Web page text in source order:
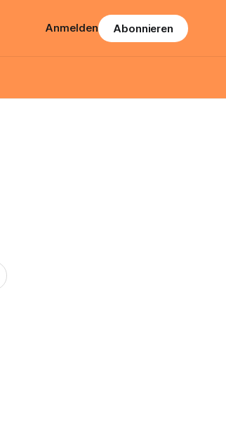
Anmelden Abonnieren